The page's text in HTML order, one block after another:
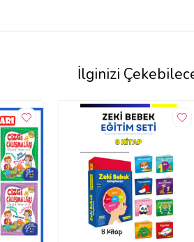
İlginizi